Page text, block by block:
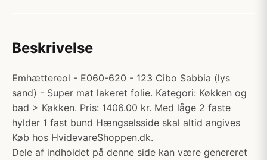
Beskrivelse
Emhættereol - E060-620 - 123 Cibo Sabbia (lys
sand) - Super mat lakeret folie. Kategori: Køkken og
bad > Køkken. Pris: 1406.00 kr. Med låge 2 faste
hylder 1 fast bund Hængselsside skal altid angives
Køb hos HvidevareShoppen.dk.
Dele af indholdet på denne side kan være genereret